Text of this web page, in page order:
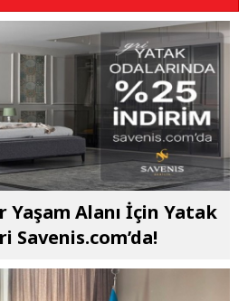
Yaşam Alanı İçin Yatak
Savenis.com’da!